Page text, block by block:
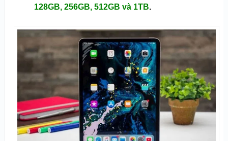
128GB, 256GB, 512GB và 1TB.